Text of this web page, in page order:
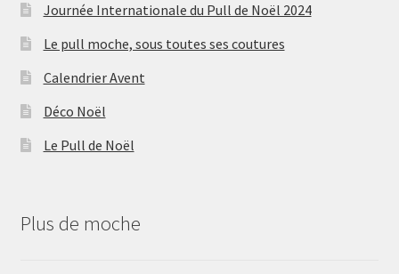
Journée Internationale du Pull de Noël 2024
Le pull moche, sous toutes ses coutures
Calendrier Avent
Déco Noël
Le Pull de Noël
Plus de moche